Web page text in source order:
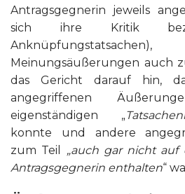
Antragsgegnerin jeweils
sich ihre Kritik
Meinungsäußerungen auch
das Gericht darauf hin,
angegriffenen
eigenständigen „
konnte und andere
zum Teil
„auch gar nicht
Antragsgegnerin enthalten“